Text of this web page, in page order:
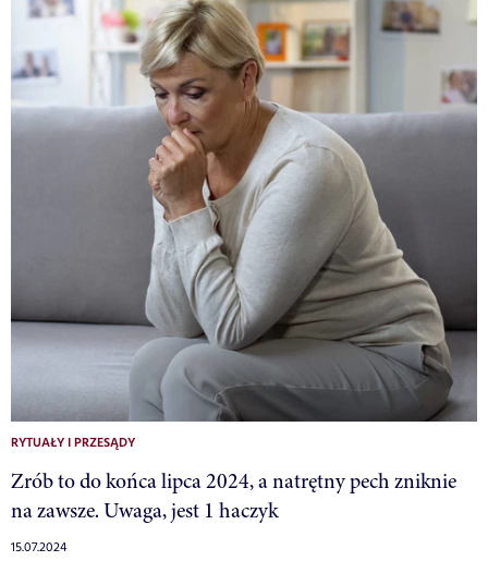
RYTUAŁY I PRZESĄDY
Zrób to do końca lipca 2024, a natrętny pech zniknie
na zawsze. Uwaga, jest 1 haczyk
15.07.2024